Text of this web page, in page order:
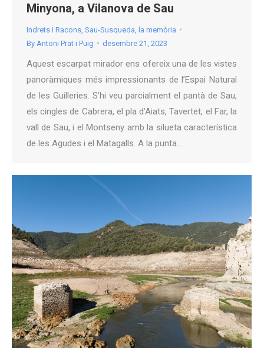
Minyona, a Vilanova de Sau
Indrets i Racons Sau-Susqueda, la memòria
By Antoni Prat i Puig desembre 21, 2023
Aquest escarpat mirador ens ofereix una de les vistes
panoràmiques més impressionants de l’Espai Natural
de les Guilleries. S’hi veu parcialment el pantà de Sau,
els cingles de Cabrera, el pla d’Aiats, Tavertet, el Far, la
vall de Sau, i el Montseny amb la silueta característica
de les Agudes i el Matagalls. A la punta…